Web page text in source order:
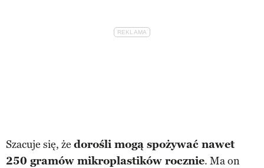
Szacuje się, że dorośli mogą spożywać nawet
250 gramów mikroplastików rocznie. Ma on